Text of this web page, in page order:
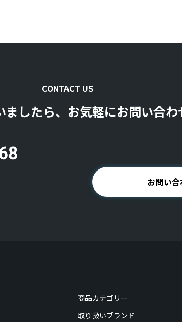
CONTACT US
ましたら、お気軽にお問い合
お問い
商品カテゴリー
取り扱いブランド